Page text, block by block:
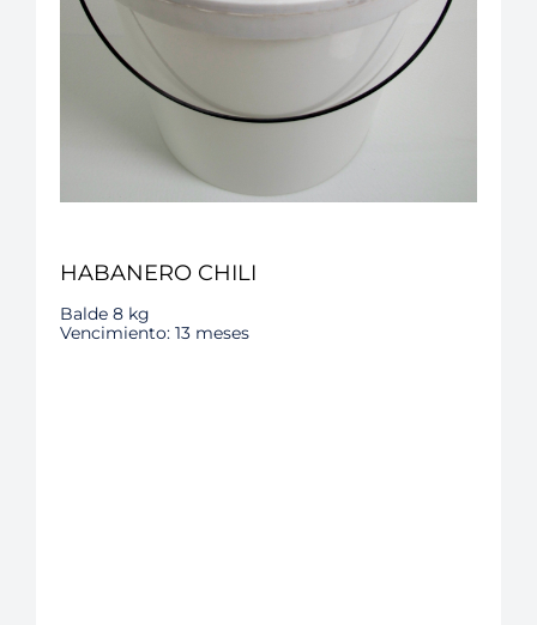
HABANERO CHILI
Balde 8 kg
Vencimiento: 13 meses